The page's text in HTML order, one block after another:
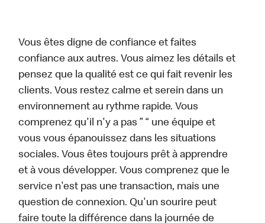
Vous êtes digne de confiance et faites
confiance aux autres. Vous aimez les détails et
pensez que la qualité est ce qui fait revenir les
clients. Vous restez calme et serein dans un
environnement au rythme rapide. Vous
comprenez qu'il n'y a pas ” “ une équipe et
vous vous épanouissez dans les situations
sociales. Vous êtes toujours prêt à apprendre
et à vous développer. Vous comprenez que le
service n'est pas une transaction, mais une
question de connexion. Qu'un sourire peut
faire toute la différence dans la journée de